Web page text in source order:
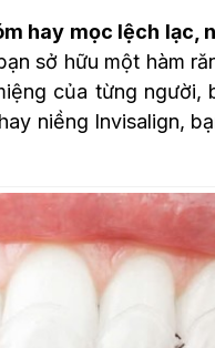
hay mọc lệch lạc,
sở hữu một hàm
của từng người,
niềng Invisalign,